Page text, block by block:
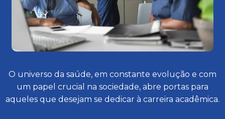
O universo da saúde, em constante evolução e com
um papel crucial na sociedade, abre portas para
aqueles que desejam se dedicar à carreira acadêmica.